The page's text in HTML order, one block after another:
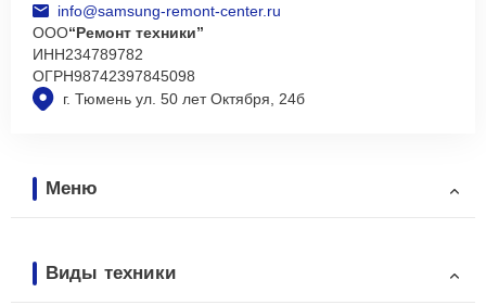
г. Тюмень ул. 50 лет Октября, 24б
info@samsung-remont-center.ru
ООО“Ремонт техники”
ИНН234789782
ОГРН98742397845098
Меню
Виды техники